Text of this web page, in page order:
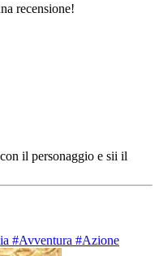
recensione!
il personaggio e sii il
#Avventura #Azione